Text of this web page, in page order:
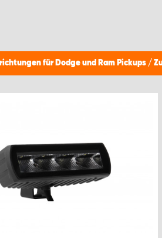
für Dodge und Ram Pickups /